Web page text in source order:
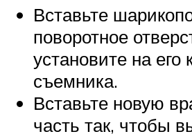
Вставьте
поворотное
установите на его
съемника.
Вставьте новую
часть так, чтобы